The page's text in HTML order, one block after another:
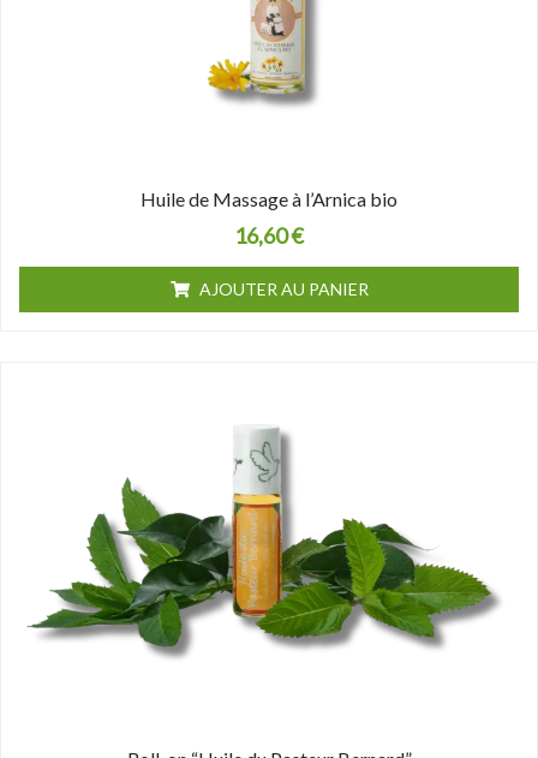
Huile de Massage à l’Arnica bio
16,60€
AJOUTER AU PANIER